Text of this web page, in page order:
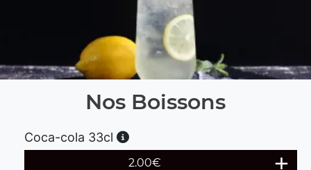
Nos Boissons
Coca-cola 33cl
2.00€